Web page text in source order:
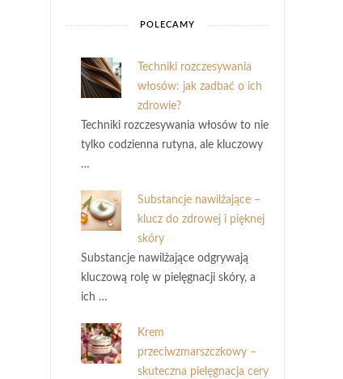
POLECAMY
Techniki rozczesywania
włosów: jak zadbać o ich
zdrowie?
Techniki rozczesywania włosów to nie
tylko codzienna rutyna, ale kluczowy
…
Substancje nawilżające –
klucz do zdrowej i pięknej
skóry
Substancje nawilżające odgrywają
kluczową rolę w pielęgnacji skóry, a
ich …
Krem
przeciwzmarszczkowy –
skuteczna pielęgnacja cery